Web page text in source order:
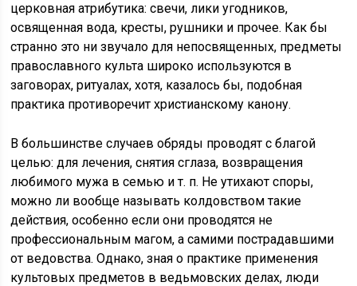
церковная атрибутика: свечи, лики угодников,
освященная вода, кресты, рушники и прочее. Как бы
странно это ни звучало для непосвященных, предметы
православного культа широко используются в
заговорах, ритуалах, хотя, казалось бы, подобная
практика противоречит христианскому канону.
В большинстве случаев обряды проводят с благой
целью: для лечения, снятия сглаза, возвращения
любимого мужа в семью и т. п. Не утихают споры,
можно ли вообще называть колдовством такие
действия, особенно если они проводятся не
профессиональным магом, а самими пострадавшими
от ведовства. Однако, зная о практике применения
культовых предметов в ведьмовских делах, люди